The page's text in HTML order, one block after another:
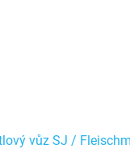
vůz SJ /